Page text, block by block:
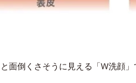
面倒くさそうに見える「W洗顔